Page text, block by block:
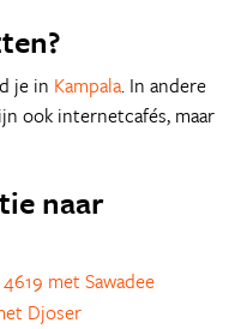
je in Kampala. In andere
ook internetcafés, maar
naar
met Sawadee
Djoser